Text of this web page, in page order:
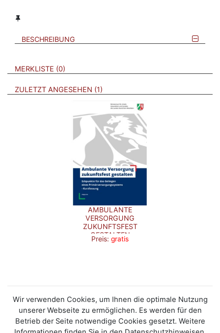
BESCHREIBUNG
VERWEISE AUF VERMERKTE- ODER ZULETZT ANGESEHENE
MERKLISTE 0 BROSCHÜREN
ZULETZT ANGESEHEN 1 BROSCHÜREN
AMBULANTE
VERSORGUNG
ZUKUNFTSFEST
GESTALTEN
(KURZFASSUNG)
Preis: gratis
Wir verwenden Cookies, um Ihnen die optimale Nutzung
unserer Webseite zu ermöglichen. Es werden für den
Betrieb der Seite notwendige Cookies gesetzt. Weitere